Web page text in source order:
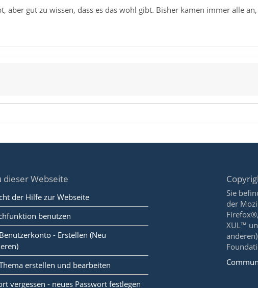
aber gut zu wissen, dass es das wohl gibt. Bisher kamen immer alle
dieser Webseite
der Hilfe zur Webseite
benutzen
- Erstellen (Neu
erstellen und bearbeiten
vergessen - neues Passwort festlegen
Sie
der
XUL™